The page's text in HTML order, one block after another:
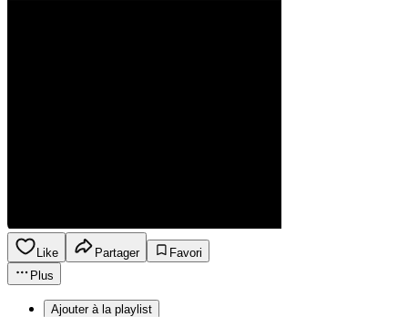
Like Partager
Favori
Plus
Ajouter à la playlist